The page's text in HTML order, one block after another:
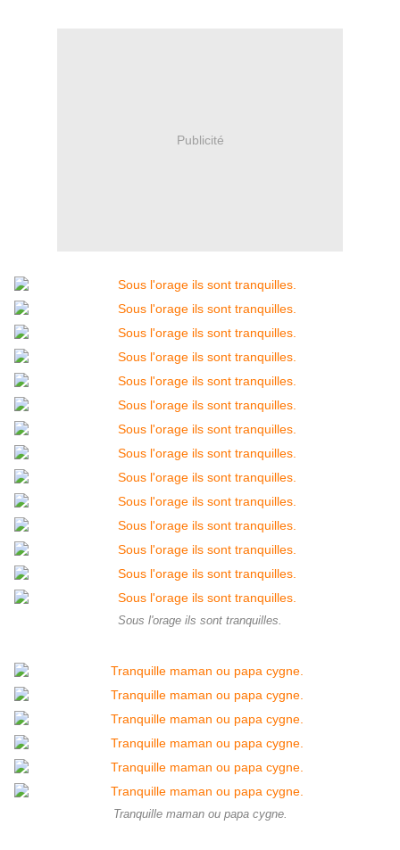
Publicité
Sous l'orage ils sont tranquilles.
Tranquille maman ou papa cygne.